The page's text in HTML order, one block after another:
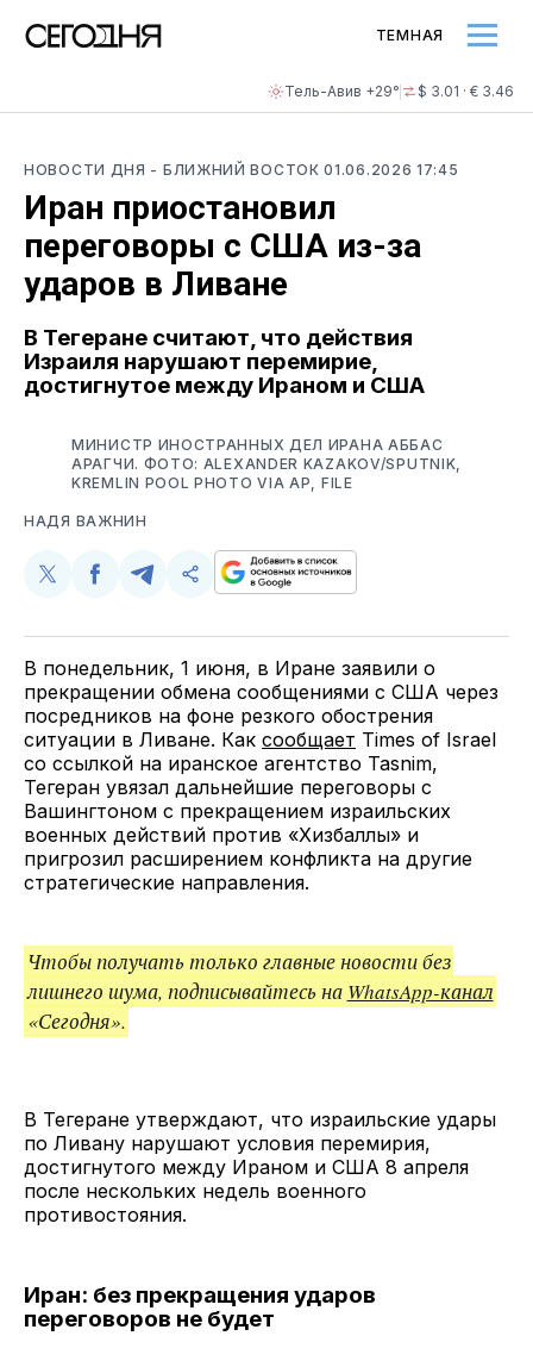
Тель-Авив +29° $ 3.01 · € 3.46
ТЕМНАЯ
НОВОСТИ ДНЯ - БЛИЖНИЙ ВОСТОК01.06.2026 17:45
Иран приостановил
переговоры с США из-за
ударов в Ливане
В Тегеране считают, что действия
Израиля нарушают перемирие,
достигнутое между Ираном и США
МИНИСТР ИНОСТРАННЫХ ДЕЛ ИРАНА АББАС
АРАГЧИ. ФОТО: ALEXANDER KAZAKOV/SPUTNIK,
KREMLIN POOL PHOTO VIA AP, FILE
НАДЯ ВАЖНИН
Поделиться
Twitter
Поделиться
Facebook
Поделиться
Telegram
Скопируйте
поделитесь
В понедельник, 1 июня, в Иране заявили о
прекращении обмена сообщениями с США через
посредников на фоне резкого обострения
ситуации в Ливане. Как сообщает Times of Israel
со ссылкой на иранское агентство Tasnim,
Тегеран увязал дальнейшие переговоры с
Вашингтоном с прекращением израильских
военных действий против «Хизбаллы» и
пригрозил расширением конфликта на другие
стратегические направления.
Чтобы получать только главные новости без
лишнего шума, подписывайтесь на WhatsApp-канал
«Сегодня».
В Тегеране утверждают, что израильские удары
по Ливану нарушают условия перемирия,
достигнутого между Ираном и США 8 апреля
после нескольких недель военного
противостояния.
Иран: без прекращения ударов
переговоров не будет